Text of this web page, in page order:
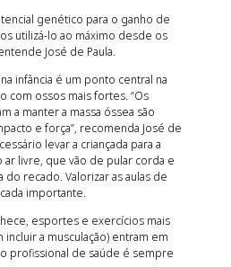
genético para o ganho de
utilizá-lo ao máximo desde os
José de Paula.
infância é um ponto central na
com ossos mais fortes. “Os
a manter a massa óssea são
e força”, recomenda José de
levar a criançada para a
ar livre, que vão de pular corda e
do recado. Valorizar as aulas de
importante.
esportes e exercícios mais
a musculação) entram em
profissional de saúde é sempre